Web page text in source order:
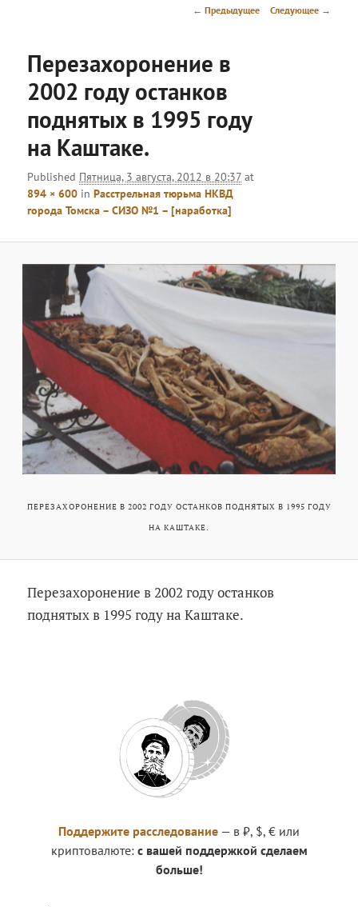
Навигация
← Предыдущее Следующее →
Перезахоронение в
2002 году останков
поднятых в 1995 году
на Каштаке.
Published Пятница, 3 августа, 2012 в 20:37 at
894 × 600 inРасстрельная тюрьма НКВД
города Томска – СИЗО №1 – [наработка]
ПЕРЕЗАХОРОНЕНИЕ В 2002 ГОДУ ОСТАНКОВ ПОДНЯТЫХ В 1995 ГОДУ
НА КАШТАКЕ.
Перезахоронение в 2002 году останков
поднятых в 1995 году на Каштаке.
Поддержите расследование — в ₽, $, € или
криптовалюте: с вашей поддержкой сделаем
больше!